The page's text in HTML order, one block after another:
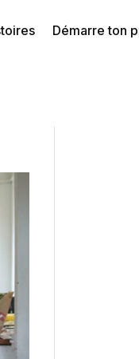
Démarre ton